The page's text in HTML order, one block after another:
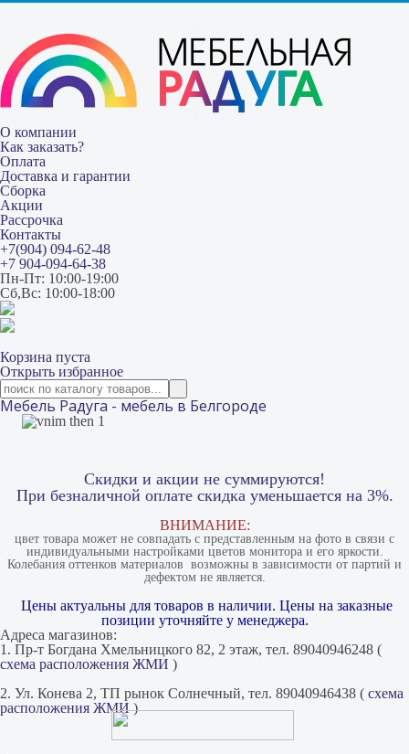
О компании
Как заказать?
Оплата
Доставка и гарантии
Сборка
Акции
Рассрочка
Контакты
+7(904) 094-62-48
+7 904-094-64-38
Пн-Пт: 10:00-19:00
Сб,Вс: 10:00-18:00
Корзина пуста
Открыть избранное
Мебель Радуга - мебель в Белгороде
Скидки и акции не суммируются!
При безналичной оплате скидка уменьшается на 3%.
ВНИМАНИЕ:
цвет товара может не совпадать с представленным на фото в связи с
индивидуальными настройками цветов монитора и его яркости.
Колебания оттенков материалов​ ​ возможны в зависимости от партий и
дефектом не является.
Цены актуальны для товаров в наличии. Цены на заказные
позиции уточняйте у менеджера.
Адреса магазинов:
1. Пр-т Богдана Хмельницкого 82, 2 этаж, тел. 89040946248 (
схема расположения ЖМИ )
2. Ул. Конева 2, ТП рынок Солнечный, тел. 89040946438 ( схема
расположения ЖМИ)